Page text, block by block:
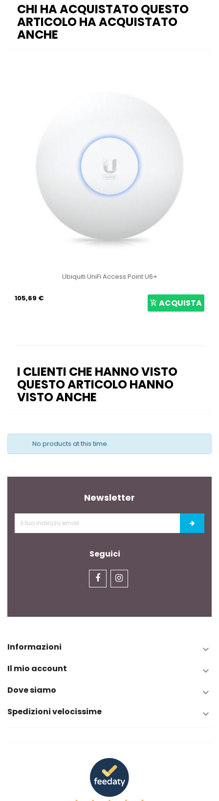
CHI HA ACQUISTATO QUESTO
ARTICOLO HA ACQUISTATO
ANCHE
Ubiquiti UniFi Access Point U6+
105,69 € ACQUISTA
I CLIENTI CHE HANNO VISTO
QUESTO ARTICOLO HANNO
VISTO ANCHE
No products at this time.
Newsletter
Seguici
Informazioni 
Il mio account 
Dove siamo 
Spedizioni velocissime 